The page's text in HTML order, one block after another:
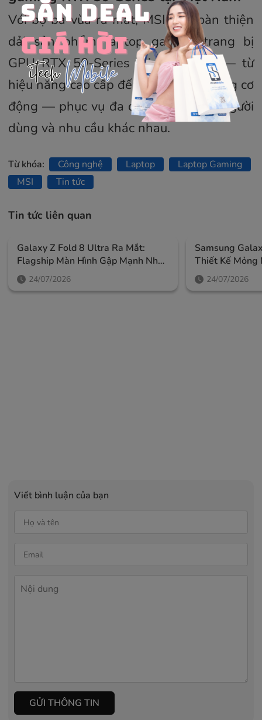
Với bộ ba vừa ra mắt, MSI đã hoàn thiện
dải sản phẩm laptop gaming trang bị
GPU RTX 50-Series tại Việt Nam — từ
hiệu năng cao cấp đến dòng phổ thông cơ
động — phục vụ đa dạng đối tượng người
dùng và nhu cầu khác nhau.
Từ khóa: Công nghệ Laptop
Laptop Gaming
MSI
Tin tức
Tin tức liên quan
Galaxy Z Fold 8 Ultra Ra Mắt:
Flagship Màn Hình Gập Mạnh Nhất
Của Samsung, Giá Từ 52,99 Triệu
Đồng
24/07/2026
Samsung
Thiết Kế Mỏng
Ngoài Lớn Và
24/07/2026
Viết bình luận của bạn
GỬI THÔNG TIN